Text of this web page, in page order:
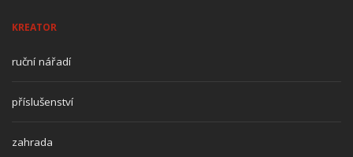
KREATOR
ruční nářadí
příslušenství
zahrada